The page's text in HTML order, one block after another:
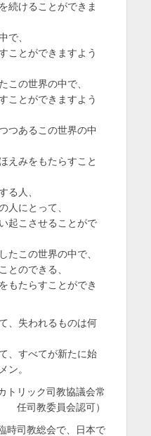
続けることができま
で、
ことができますよう
この世界の中で、
ことができますよう
つあるこの世界の中
えみをもたらすこと
る人、
人にとって、
起こさせることがで
たこの世界の中で、
とのできる、
もたらすことができ
、失われるものは何
、すべてが新たに始
ン。
トリック司教協議会常
任司教委員会認可）
司教総会で、日本で